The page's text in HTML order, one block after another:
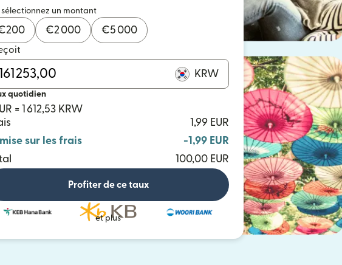
sélectionnez un montant
200 €2 000 €5 000
KRW
quotidien
= 1 612,53 KRW
1,99 EUR
sur les frais
-1,99 EUR
100,00 EUR
Profiter de ce taux
et plus